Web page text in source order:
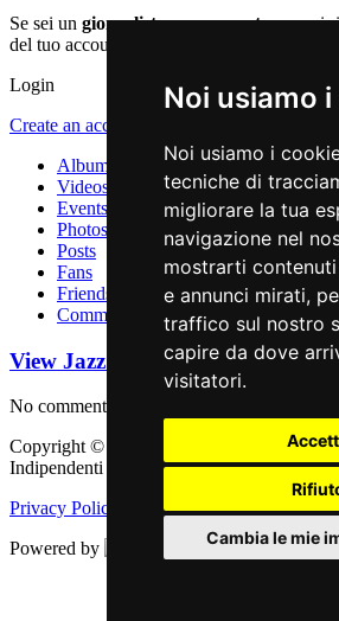
Noi usiamo
Noi usiamo i
tecniche di
migliorare la tua
navigazione nel
mostrarti
e annunci mirati,
traffico sul nostro
capire da dove
visitatori.
Cambia le mie
Se sei un giornalistao unoperatorepuoi
del tuo account registrandoti qui:
Login
Create an account
Albums
Videos
Events
Photos
Posts
Fans
Friends
Comments
View Jazz Engine Profile
No comments are posted
Copyright © 2011 - 2026 adEIdJ -
Indipendenti di Jazz. All Rights Reserved.
Privacy Policy
Cookie Policy
Powered by
Web Engine